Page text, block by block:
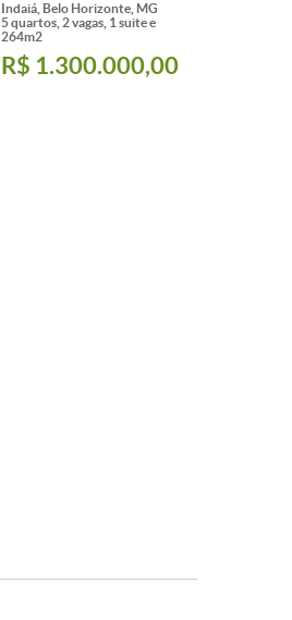
Indaiá, Belo Horizonte, MG
5 quartos, 2 vagas, 1 suite e
264m2
R$ 1.300.000,00